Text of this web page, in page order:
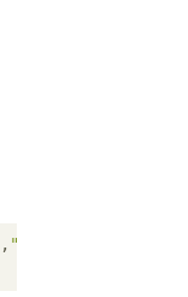
, "type"